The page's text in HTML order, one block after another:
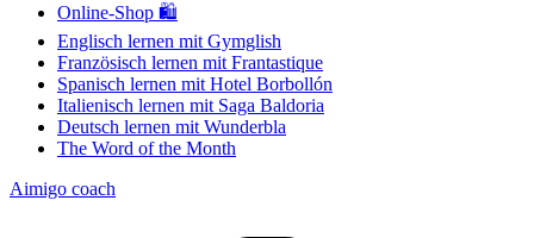
Online-Shop 🛍
Englisch lernen mit Gymglish
Französisch lernen mit Frantastique
Spanisch lernen mit Hotel Borbollón
Italienisch lernen mit Saga Baldoria
Deutsch lernen mit Wunderbla
The Word of the Month
Aimigo coach